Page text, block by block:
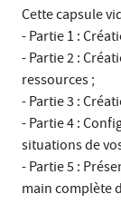
Cette capsule
- Partie 1 :
- Partie 2 :
ressources ;
- Partie 3 :
- Partie 4 :
situations de
- Partie 5 :
main complète